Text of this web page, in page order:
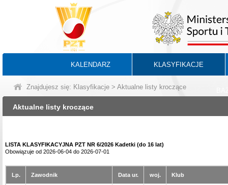
KALENDARZ KLASYFIKACJE
Znajdujesz się: Klasyfikacje > Aktualne listy kroczące
Aktualne listy kroczące
LISTA KLASYFIKACYJNA PZT NR 6/2026 Kadetki (do 16 lat)
Obowiązuje od 2026-06-04 do 2026-07-01
Lp. Zawodnik Data ur. woj. Klub